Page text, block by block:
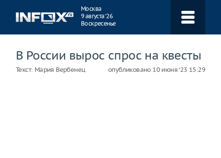
Москва
9 августа ‘26
Воскресенье
В России вырос спрос на квесты
Текст: Мария Вербенец опубликовано 10 июня ‘23 15:29